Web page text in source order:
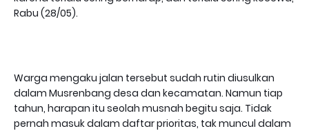
Rabu (28/05).
Warga mengaku jalan tersebut sudah rutin diusulkan
dalam Musrenbang desa dan kecamatan. Namun tiap
tahun, harapan itu seolah musnah begitu saja. Tidak
pernah masuk dalam daftar prioritas, tak muncul dalam